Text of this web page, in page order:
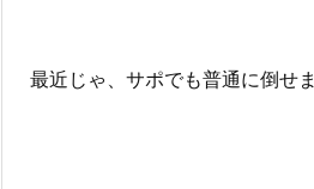
最近じゃ、サポでも普通に倒せま